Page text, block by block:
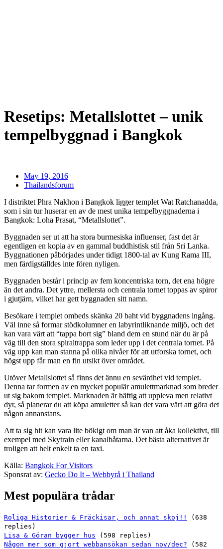
Resetips: Metallslottet – unik
tempelbyggnad i Bangkok
May 19, 2016
Thailandsforum
I distriktet Phra Nakhon i Bangkok ligger templet Wat Ratchanadda,
som i sin tur huserar en av de mest unika tempelbyggnaderna i
Bangkok: Loha Prasat, “Metallslottet”.
Byggnaden ser ut att ha stora burmesiska influenser, fast det är
egentligen en kopia av en gammal buddhistisk stil från Sri Lanka.
Byggnationen påbörjades under tidigt 1800-tal av Kung Rama III,
men färdigställdes inte fören nyligen.
Byggnaden består i princip av fem koncentriska torn, det ena högre
än det andra. Det yttre, mellersta och centrala tornet toppas av spiror
i gjutjärn, vilket har gett byggnaden sitt namn.
Besökare i templet ombeds skänka 20 baht vid byggnadens ingång.
Väl inne så formar stödkolumner en labyrintliknande miljö, och det
kan vara värt att “tappa bort sig” bland dem en stund när du är på
väg till den stora spiraltrappa som leder upp i det centrala tornet. På
väg upp kan man stanna på olika nivåer för att utforska tornet, och
högst upp får man en fin utsikt över området.
Utöver Metallslottet så finns det ännu en sevärdhet vid templet.
Denna tar formen av en mycket populär amulettmarknad som breder
ut sig bakom templet. Marknaden är häftig att uppleva men relativt
dyr, så planerar du att köpa amuletter så kan det vara värt att göra det
någon annanstans.
Att ta sig hit kan vara lite bökigt om man är van att åka kollektivt, till
exempel med Skytrain eller kanalbåtarna. Det bästa alternativet är
troligen att helt enkelt ta en taxi.
Källa: Bangkok For Visitors
Sponsrat av: Gecko Do It – Webbyrå i Thailand
Mest populära trådar
Roliga Historier & Fräckisar, och annat skoj!!
(638
replies)
Lisa & Göran bygger hus (598 replies)
Någon mer som gjort webbansökan sedan nov/dec? (582